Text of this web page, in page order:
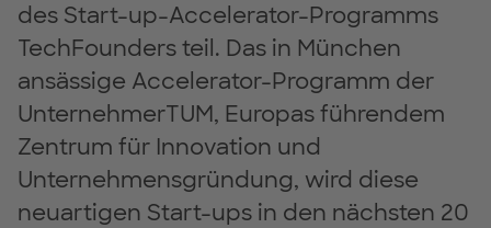
des Start-up-Accelerator-Programms
TechFounders teil. Das in München
ansässige Accelerator-Programm der
UnternehmerTUM, Europas führendem
Zentrum für Innovation und
Unternehmensgründung, wird diese
neuartigen Start-ups in den nächsten 20